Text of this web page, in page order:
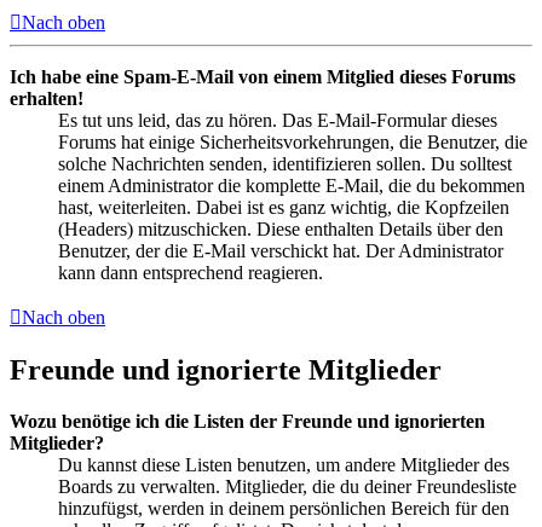
Nach oben
Ich habe eine Spam-E-Mail von einem Mitglied dieses Forums
erhalten!
Es tut uns leid, das zu hören. Das E-Mail-Formular dieses
Forums hat einige Sicherheitsvorkehrungen, die Benutzer, die
solche Nachrichten senden, identifizieren sollen. Du solltest
einem Administrator die komplette E-Mail, die du bekommen
hast, weiterleiten. Dabei ist es ganz wichtig, die Kopfzeilen
(Headers) mitzuschicken. Diese enthalten Details über den
Benutzer, der die E-Mail verschickt hat. Der Administrator
kann dann entsprechend reagieren.
Nach oben
Freunde und ignorierte Mitglieder
Wozu benötige ich die Listen der Freunde und ignorierten
Mitglieder?
Du kannst diese Listen benutzen, um andere Mitglieder des
Boards zu verwalten. Mitglieder, die du deiner Freundesliste
hinzufügst, werden in deinem persönlichen Bereich für den